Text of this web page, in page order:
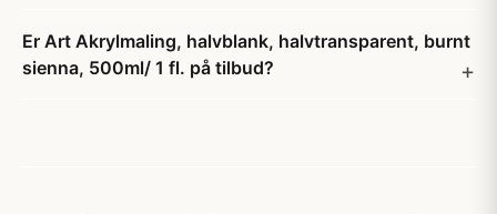
Er Art Akrylmaling, halvblank, halvtransparent, burnt
sienna, 500ml/ 1 fl. på tilbud?